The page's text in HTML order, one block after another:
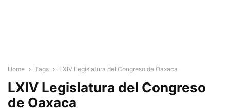
Home Tags LXIV Legislatura del Congreso de Oaxaca
LXIV Legislatura del Congreso
de Oaxaca